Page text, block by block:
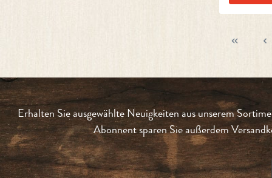
Erhalten Sie ausgewählte Neuigkeiten aus unserem
Abonnent sparen Sie außerdem